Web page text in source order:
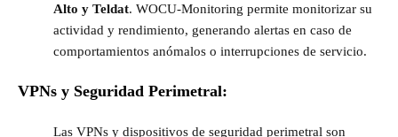
Alto y Teldat. WOCU-Monitoring permite monitorizar su
actividad y rendimiento, generando alertas en caso de
comportamientos anómalos o interrupciones de servicio.
VPNs y Seguridad Perimetral:
Las VPNs y dispositivos de seguridad perimetral son